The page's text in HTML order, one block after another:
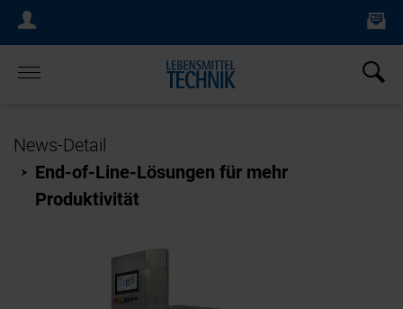
Login Menu
Home
News-Detail
End-of-Line-Lösungen für mehr
Produktivität
×